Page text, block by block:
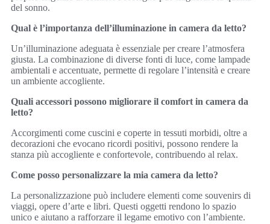
del sonno.
Qual è l’importanza dell’illuminazione in camera da letto?
Un’illuminazione adeguata è essenziale per creare l’atmosfera
giusta. La combinazione di diverse fonti di luce, come lampade
ambientali e accentuate, permette di regolare l’intensità e creare
un ambiente accogliente.
Quali accessori possono migliorare il comfort in camera da
letto?
Accorgimenti come cuscini e coperte in tessuti morbidi, oltre a
decorazioni che evocano ricordi positivi, possono rendere la
stanza più accogliente e confortevole, contribuendo al relax.
Come posso personalizzare la mia camera da letto?
La personalizzazione può includere elementi come souvenirs di
viaggi, opere d’arte e libri. Questi oggetti rendono lo spazio
unico e aiutano a rafforzare il legame emotivo con l’ambiente.